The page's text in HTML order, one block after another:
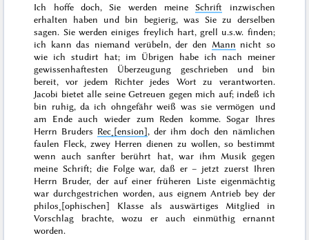
Ich hoffe doch, Sie werden meine Schrift inzwischen
erhalten haben und bin begierig, was Sie zu derselben
sagen. Sie werden einiges freylich hart, grell u.s.w. finden;
ich kann das niemand verübeln, der den Mann nicht so
wie ich studirt hat; im Übrigen habe ich nach meiner
gewissenhaftesten Überzeugung geschrieben und bin
bereit, vor jedem Richter jedes Wort zu verantworten.
Jacobi bietet alle seine Getreuen gegen mich auf; indeß ich
bin ruhig, da ich ohngefähr weiß was sie vermögen und
am Ende auch wieder zum Reden komme. Sogar Ihres
Herrn Bruders Rec˖[ension], der ihm doch den nämlichen
faulen Fleck, zwey Herren dienen zu wollen, so bestimmt
wenn auch sanfter berührt hat, war ihm Musik gegen
meine Schrift; die Folge war, daß er – jetzt zuerst Ihren
Herrn Bruder, der auf einer früheren Liste eigenmächtig
war durchgestrichen worden, aus eignem Antrieb bey der
philos˖[ophischen] Klasse als auswärtiges Mitglied in
Vorschlag brachte, wozu er auch einmüthig ernannt
worden.